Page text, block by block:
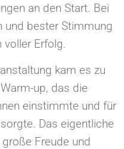
an den Start. Bei
und bester Stimmung
voller Erfolg.
kam es zu
up, das die
einstimmte und für
Das eigentliche
Freude und